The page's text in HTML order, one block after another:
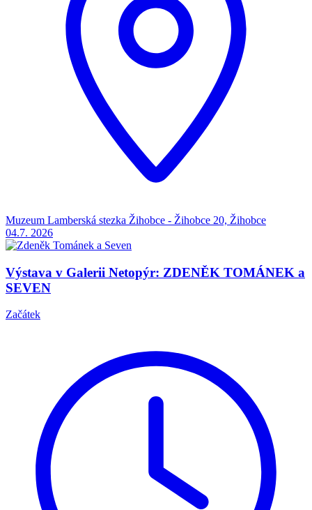
Muzeum Lamberská stezka Žihobce - Žihobce 20, Žihobce
04.7. 2026
Výstava v Galerii Netopýr: ZDENĚK TOMÁNEK a
SEVEN
Začátek